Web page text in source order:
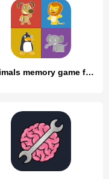
Animals memory game for kids